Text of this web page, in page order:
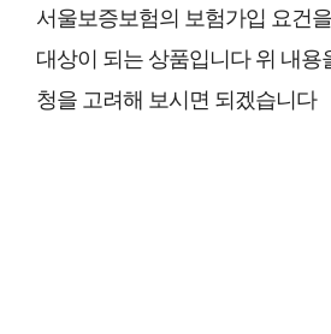
서울보증보험의 보험가입 요건
대상이 되는 상품입니다 위 내용
청을 고려해 보시면 되겠습니다